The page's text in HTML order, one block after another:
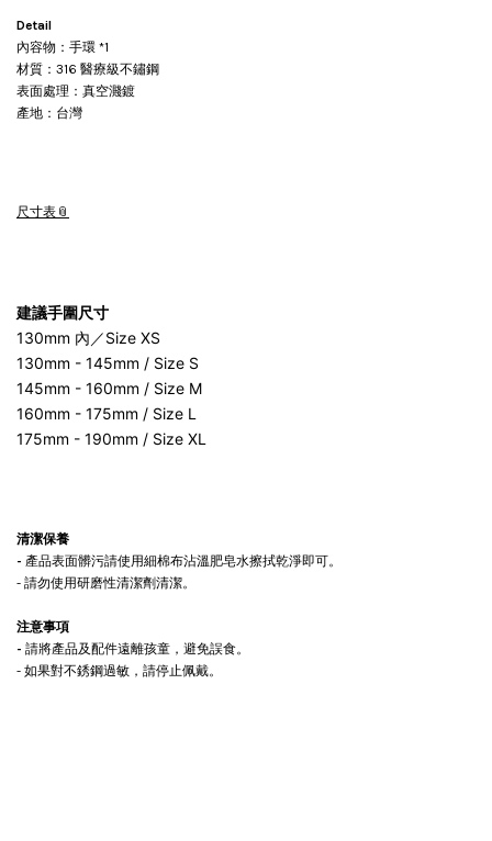
Detail
內容物：手環 *1
材質：316 醫療級不鏽鋼
表面處理：真空濺鍍
產地：台灣
尺寸表
建議手圍尺寸
130mm 內／Size XS
130mm - 145mm / Size S
145mm - 160mm / Size M
160mm - 175mm / Size L
175mm - 190mm / Size XL
清潔保養
- 產品表面髒污請使用細棉布沾溫肥皂水擦拭乾淨即可。
- 請勿使用研磨性清潔劑清潔。
注意事項
- 請將產品及配件遠離孩童，避免誤食。
- 如果對不銹鋼過敏，請停止佩戴。